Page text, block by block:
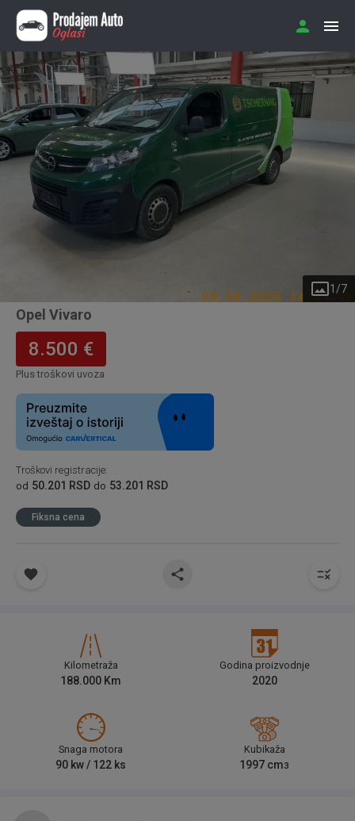
1 /7
Opel Vivaro
8.500 €
Plus troškovi uvoza
Troškovi registracije:
od 50.201 RSD do 53.201 RSD
Fiksna cena
Kilometraža
188.000 Km
Godina proizvodnje
2020
Snaga motora
90 kw / 122 ks
Kubikaža
1997 cm3